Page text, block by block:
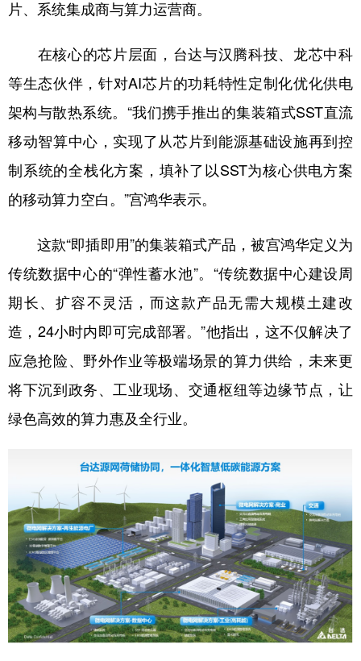
片、系统集成商与算力运营商。
在核心的芯片层面，台达与汉腾科技、龙芯中科
等生态伙伴，针对AI芯片的功耗特性定制化优化供电
架构与散热系统。“我们携手推出的集装箱式SST直流
移动智算中心，实现了从芯片到能源基础设施再到控
制系统的全栈化方案，填补了以SST为核心供电方案
的移动算力空白。”宫鸿华表示。
这款“即插即用”的集装箱式产品，被宫鸿华定义为
传统数据中心的“弹性蓄水池”。“传统数据中心建设周
期长、扩容不灵活，而这款产品无需大规模土建改
造，24小时内即可完成部署。”他指出，这不仅解决了
应急抢险、野外作业等极端场景的算力供给，未来更
将下沉到政务、工业现场、交通枢纽等边缘节点，让
绿色高效的算力惠及全行业。